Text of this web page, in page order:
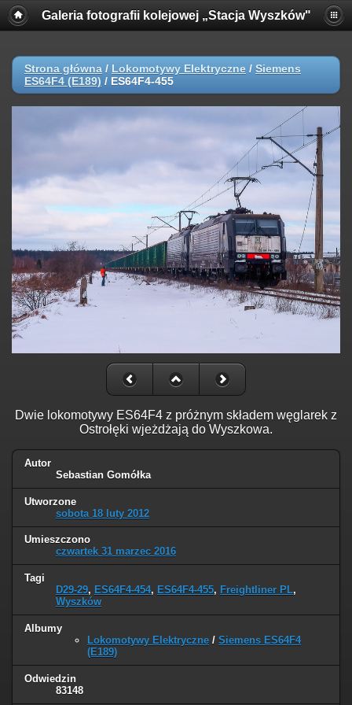
Galeria fotografii kolejowej „Stacja Wyszków"
Strona główna / Lokomotywy Elektryczne / Siemens
ES64F4 (E189) / ES64F4-455
Dwie lokomotywy ES64F4 z próżnym składem węglarek z
Ostrołęki wjeżdżają do Wyszkowa.
Autor
Sebastian Gomółka
Utworzone
sobota 18 luty 2012
Umieszczono
czwartek 31 marzec 2016
Tagi
D29-29, ES64F4-454, ES64F4-455, Freightliner PL,
Wyszków
Albumy
Lokomotywy Elektryczne / Siemens ES64F4
(E189)
Odwiedzin
83148